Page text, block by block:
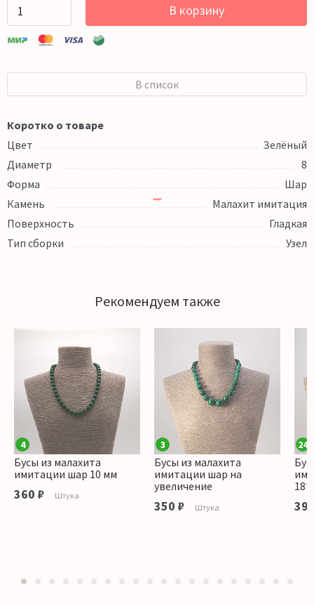
В корзину
В список
Коротко о товаре
Цвет
Зелёный
Диаметр
8
Форма
Шар
Камень
Малахит имитация
Поверхность
Гладкая
Тип сборки
Узел
Рекомендуем также
4
Бусы из малахита
имитации шар 10 мм
360 ₽ Штука
3
Бусы из малахита
имитации шар на
увеличение
350 ₽ Штука
24